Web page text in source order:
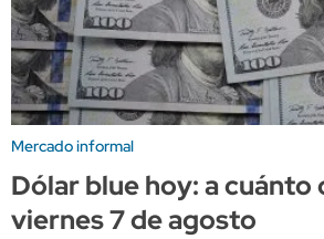
Mercado informal
Dólar blue hoy: a cuánto
viernes 7 de agosto